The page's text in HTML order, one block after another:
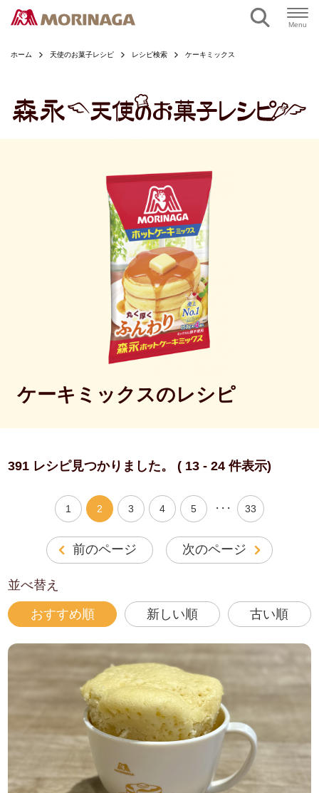
Menu
ホーム 天使のお菓子レシピ レシピ検索 ケーキミックス
ケーキミックスのレシピ
391 レシピ見つかりました。 ( 13 - 24 件表示)
前のページ
1 2 3 4 5 ・・・ 33
次のページ
並べ替え
おすすめ順 新しい順 古い順